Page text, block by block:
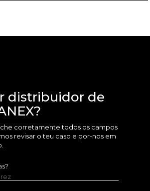
distribuidor de
corretamente todos os campos
revisar o teu caso e por-nos em